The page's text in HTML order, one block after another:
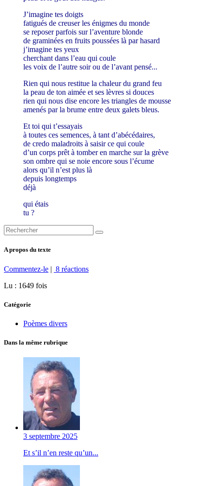
J’imagine tes doigts
fatigués de creuser les énigmes du monde
se reposer parfois sur l’aventure blonde
de graminées en fruits poussées là par hasard
j’imagine tes yeux
cherchant dans l’eau qui coule
les voix de l’autre soir ou de l’avant pensé...
Rien qui nous restitue la chaleur du grand feu
la peau de ton aimée et ses lèvres si douces
rien qui nous dise encore les triangles de mousse
amenés par la brume entre deux galets bleus.
Et toi qui t’essayais
à toutes ces semences, à tant d’abécédaires,
de credo maladroits à saisir ce qui coule
d’un corps prêt à tomber en marche sur la grève
son ombre qui se noie encore sous l’écume
alors qu’il n’est plus là
depuis longtemps
déjà
qui étais
tu ?
A propos du texte
Commentez-le | 8 réactions
Lu : 1649 fois
Catégorie
Poèmes divers
Dans la même rubrique
3 septembre 2025
Et s’il n’en reste qu’un...